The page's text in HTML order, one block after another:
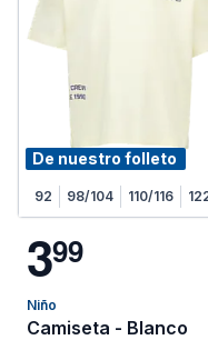
De nuestro folleto
92 98/104 110/116
399
Niño
Camiseta - Blanco